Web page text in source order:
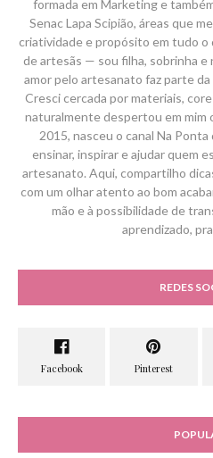
formada em Marketing e
Senac Lapa Scipião, áreas que
criatividade e propósito em tudo o
de artesãs — sou filha, sobrinha
amor pelo artesanato faz parte
Cresci cercada por materiais,
naturalmente despertou em mim
2015, nasceu o canal Na
ensinar, inspirar e ajudar quem
artesanato. Aqui, compartilho
com um olhar atento ao bom
mão e à possibilidade de
aprendizado,
REDES